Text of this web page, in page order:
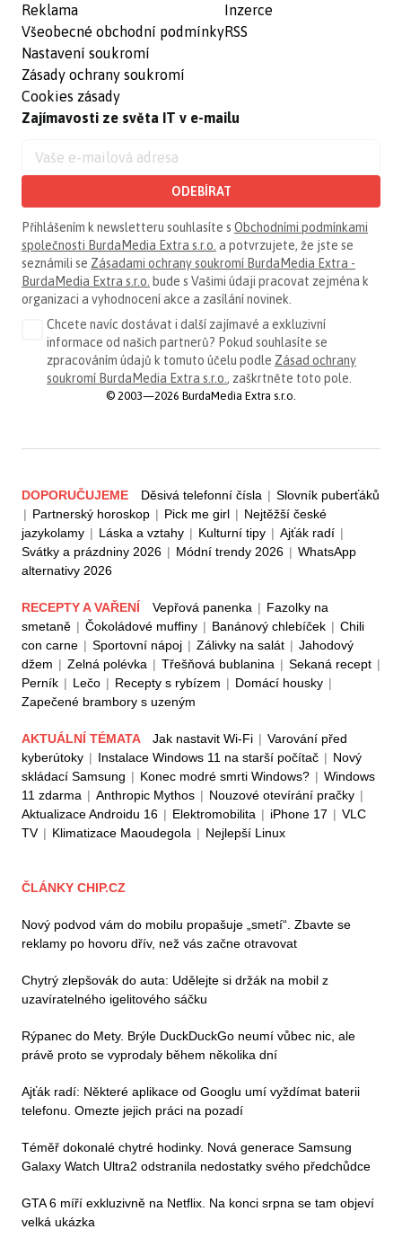
Reklama
Všeobecné obchodní podmínky
Nastavení soukromí
Zásady ochrany soukromí
Cookies zásady
Inzerce
RSS
Zajímavosti ze světa IT v e-mailu
ODEBÍRAT
Přihlášením k newsletteru souhlasíte s Obchodními podmínkami
společnosti BurdaMedia Extra s.r.o. a potvrzujete, že jste se
seznámili se Zásadami ochrany soukromí BurdaMedia Extra -
BurdaMedia Extra s.r.o. bude s Vašimi údaji pracovat zejména k
organizaci a vyhodnocení akce a zasílání novinek.
Chcete navíc dostávat i další zajímavé a exkluzivní
informace od našich partnerů? Pokud souhlasíte se
zpracováním údajů k tomuto účelu podle Zásad ochrany
soukromí BurdaMedia Extra s.r.o., zaškrtněte toto pole.
© 2003—2026 BurdaMedia Extra s.r.o.
DOPORUČUJEME Děsivá telefonní čísla | Slovník puberťáků
| Partnerský horoskop | Pick me girl | Nejtěžší české
jazykolamy | Láska a vztahy | Kulturní tipy | Ajťák radí |
Svátky a prázdniny 2026 | Módní trendy 2026 | WhatsApp
alternativy 2026
RECEPTY A VAŘENÍ Vepřová panenka | Fazolky na
smetaně | Čokoládové muffiny | Banánový chlebíček | Chili
con carne | Sportovní nápoj | Zálivky na salát | Jahodový
džem | Zelná polévka | Třešňová bublanina | Sekaná recept |
Perník | Lečo | Recepty s rybízem | Domácí housky |
Zapečené brambory s uzeným
AKTUÁLNÍ TÉMATA Jak nastavit Wi-Fi | Varování před
kyberútoky | Instalace Windows 11 na starší počítač | Nový
skládací Samsung | Konec modré smrti Windows? | Windows
11 zdarma | Anthropic Mythos | Nouzové otevírání pračky |
Aktualizace Androidu 16 | Elektromobilita | iPhone 17 | VLC
TV | Klimatizace Maoudegola | Nejlepší Linux
ČLÁNKY CHIP.CZ
Nový podvod vám do mobilu propašuje „smetí“. Zbavte se
reklamy po hovoru dřív, než vás začne otravovat
Chytrý zlepšovák do auta: Udělejte si držák na mobil z
uzavíratelného igelitového sáčku
Rýpanec do Mety. Brýle DuckDuckGo neumí vůbec nic, ale
právě proto se vyprodaly během několika dní
Ajťák radí: Některé aplikace od Googlu umí vyždímat baterii
telefonu. Omezte jejich práci na pozadí
Téměř dokonalé chytré hodinky. Nová generace Samsung
Galaxy Watch Ultra2 odstranila nedostatky svého předchůdce
GTA 6 míří exkluzivně na Netflix. Na konci srpna se tam objeví
velká ukázka